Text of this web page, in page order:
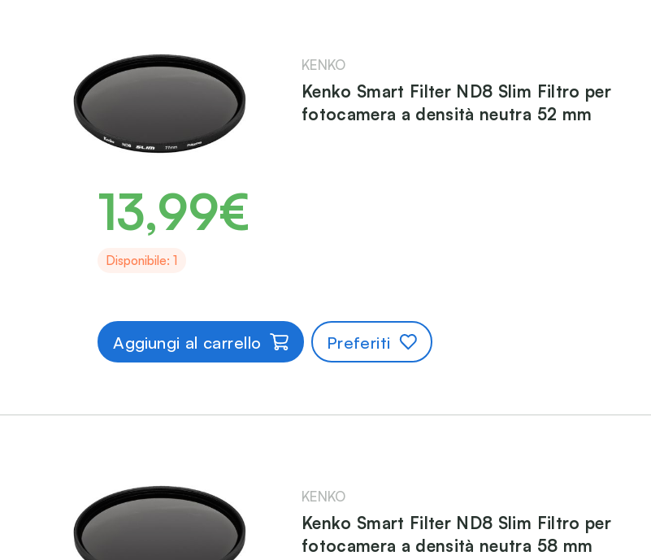
KENKO
Kenko Smart Filter ND8 Slim Filtro per
fotocamera a densità neutra 52 mm
13,99€
Disponibile: 1
Aggiungi al carrello Preferiti
KENKO
Kenko Smart Filter ND8 Slim Filtro per
fotocamera a densità neutra 58 mm